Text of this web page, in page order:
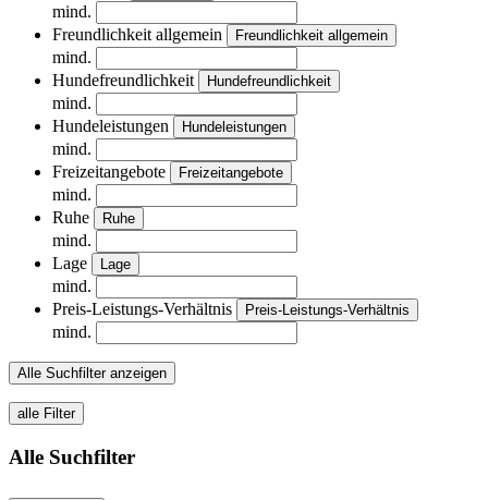
mind.
Freundlichkeit allgemein
Freundlichkeit allgemein
mind.
Hundefreundlichkeit
Hundefreundlichkeit
mind.
Hundeleistungen
Hundeleistungen
mind.
Freizeitangebote
Freizeitangebote
mind.
Ruhe
Ruhe
mind.
Lage
Lage
mind.
Preis-Leistungs-Verhältnis
Preis-Leistungs-Verhältnis
mind.
Alle Suchfilter anzeigen
alle Filter
Alle Suchfilter